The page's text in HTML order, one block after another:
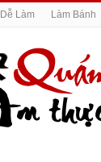
Làm Làm Bánh